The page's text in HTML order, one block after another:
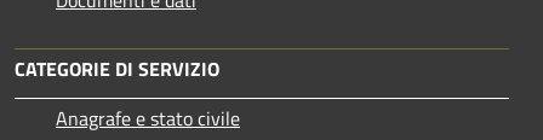
CATEGORIE DI SERVIZIO
Anagrafe e stato civile